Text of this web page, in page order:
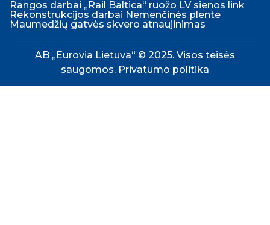
Rangos darbai „Rail Baltica“ ruožo LV sienos link
Rekonstrukcijos darbai Nemenčinės plente
Maumedžių gatvės skvero atnaujinimas
AB „Eurovia Lietuva“ © 2025. Visos teisės
saugomos. Privatumo politika